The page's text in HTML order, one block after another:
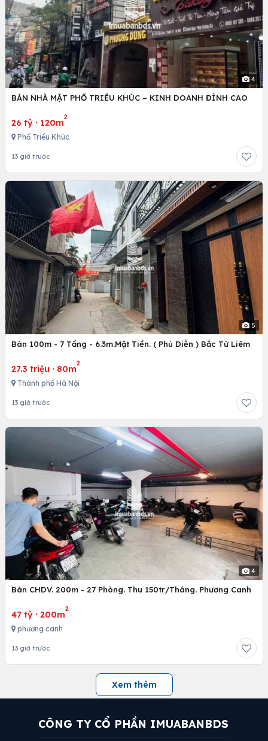
4
BÁN NHÀ MẶT PHỐ TRIỀU KHÚC – KINH DOANH ĐỈNH CAO
26 tỷ · 120m
2
Phố Triều Khúc
13 giờ trước
5
Bán 100m - 7 Tầng - 6.3m.Mặt Tiền. ( Phú Diễn ) Bắc Từ Liêm
27.3 triệu · 80m
2
Thành phố Hà Nội
13 giờ trước
4
Bán CHDV. 200m - 27 Phòng. Thu 150tr/Tháng. Phương Canh
47 tỷ · 200m
2
phương canh
13 giờ trước
Xem thêm
CÔNG TY CỔ PHẦN IMUABANBDS